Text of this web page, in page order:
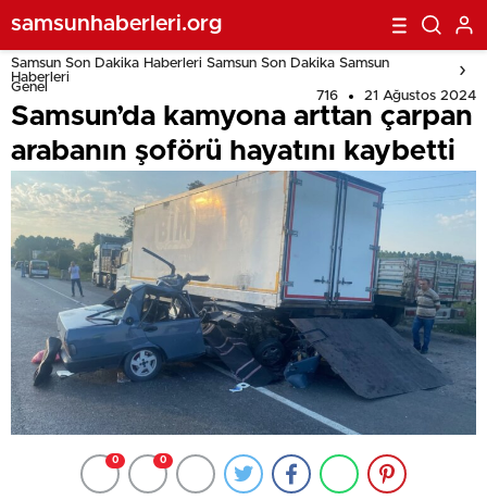
samsunhaberleri.org
Samsun Son Dakika Haberleri Samsun Son Dakika Samsun
Haberleri
Genel
716 21 Ağustos 2024
Samsun’da kamyona arttan çarpan
arabanın şoförü hayatını kaybetti
0 0